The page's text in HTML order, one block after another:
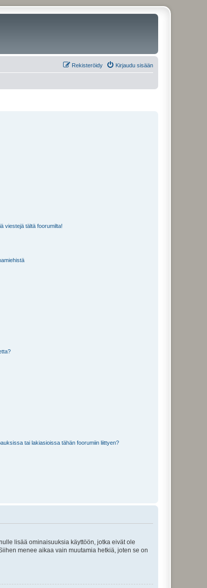
Kirjaudu sisään
Rekisteröidy
viestejä tältä foorumilta!
tai lakiasioissa tähän foorumiin liittyen?
lisää ominaisuuksia käyttöön, jotka eivät ole
menee aikaa vain muutamia hetkiä, joten se on